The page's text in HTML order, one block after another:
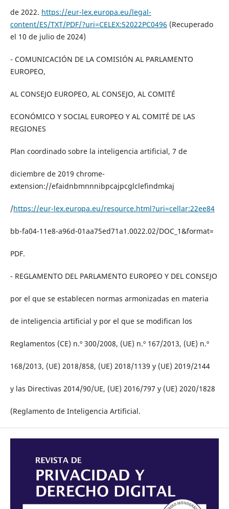
de 2022. https://eur-lex.europa.eu/legal-
content/ES/TXT/PDF/?uri=CELEX:52022PC0496 (Recuperado
el 10 de julio de 2024)
- COMUNICACIÓN DE LA COMISIÓN AL PARLAMENTO
EUROPEO,
AL CONSEJO EUROPEO, AL CONSEJO, AL COMITÉ
ECONÓMICO Y SOCIAL EUROPEO Y AL COMITÉ DE LAS
REGIONES
Plan coordinado sobre la inteligencia artificial, 7 de
diciembre de 2019 chrome-
extension://efaidnbmnnnibpcajpcglclefindmkaj
/https://eur-lex.europa.eu/resource.html?uri=cellar:22ee84
bb-fa04-11e8-a96d-01aa75ed71a1.0022.02/DOC_1&format=
PDF.
- REGLAMENTO DEL PARLAMENTO EUROPEO Y DEL CONSEJO
por el que se establecen normas armonizadas en materia
de inteligencia artificial y por el que se modifican los
Reglamentos (CE) n.º 300/2008, (UE) n.º 167/2013, (UE) n.º
168/2013, (UE) 2018/858, (UE) 2018/1139 y (UE) 2019/2144
y las Directivas 2014/90/UE, (UE) 2016/797 y (UE) 2020/1828
(Reglamento de Inteligencia Artificial.